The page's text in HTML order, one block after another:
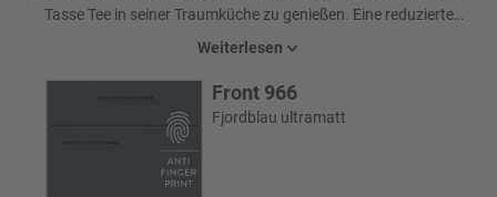
Tasse Tee in seiner Traumküche zu genießen. Eine reduzierte
Formsprache lässt exklusive Details noch besser wirken. Bei dieser
Nische aus Quarzstein und goldfarbenen Designelementen dem
Alltag einen Hauch Besonderheit.
Weiterlesen
Front 966
Fjordblau ultramatt